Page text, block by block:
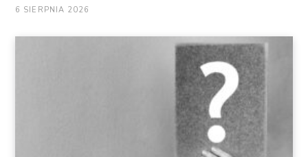
6 SIERPNIA 2026